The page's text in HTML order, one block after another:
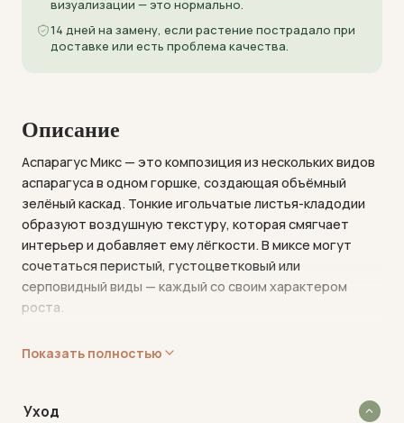
визуализации — это нормально.
14 дней на замену, если растение пострадало при
доставке или есть проблема качества.
Описание
Аспарагус Микс — это композиция из нескольких видов
аспарагуса в одном горшке, создающая объёмный
зелёный каскад. Тонкие игольчатые листья-кладодии
образуют воздушную текстуру, которая смягчает
интерьер и добавляет ему лёгкости. В миксе могут
сочетаться перистый, густоцветковый или
серповидный виды — каждый со своим характером
роста.
регионов Африки и Азии, где произрастает в полутени
декоративность круглый год, не требуя периода покоя.
Показать полностью
Уход